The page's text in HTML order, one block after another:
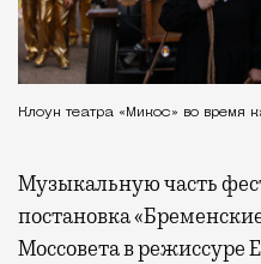
Клоун театра «Микос» во время
Музыкальную часть
постановка
Моссовета в режиссуре